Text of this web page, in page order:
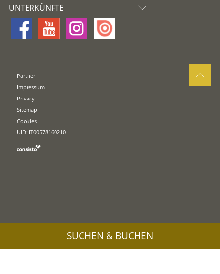
UNTERKÜNFTE
Partner
Impressum
Privacy
Sitemap
Cookies
UID: IT00578160210
SUCHEN & BUCHEN